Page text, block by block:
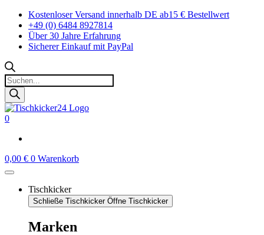
Zum
Inhalt
springen
Kostenloser Versand innerhalb DE ab15 € Bestellwert
+49 (0) 6484 8927814
Über 30 Jahre Erfahrung
Sicherer Einkauf mit PayPal
Products
search
0
0,00 € 0 Warenkorb
Tischkicker
Schließe Tischkicker Öffne Tischkicker
Marken